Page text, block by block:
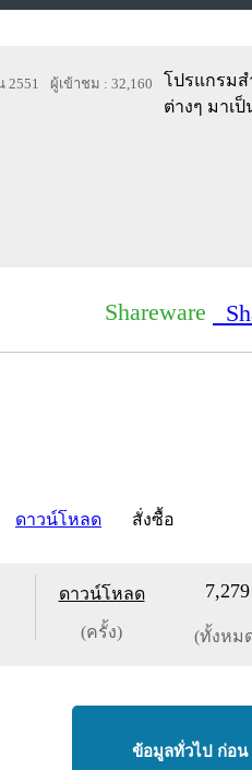
2551 ผู้เข้าชม : 32,160
โปรแกรมส
ต่างๆ มาเป็
Shareware
ดาวน์โหลด สั่งซื้อ
ดาวน์โหลด
(ครั้ง)
7,279
(ทั้งหม
ข้อมูลทั่วไป ก่อน